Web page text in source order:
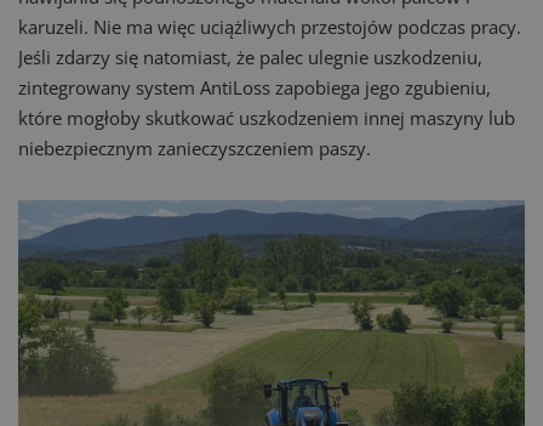
karuzeli. Nie ma więc uciążliwych przestojów podczas pracy.
Jeśli zdarzy się natomiast, że palec ulegnie uszkodzeniu,
zintegrowany system AntiLoss zapobiega jego zgubieniu,
które mogłoby skutkować uszkodzeniem innej maszyny lub
niebezpiecznym zanieczyszczeniem paszy.